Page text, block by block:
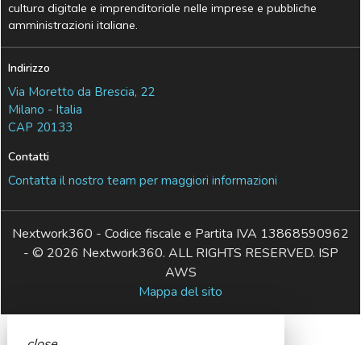
cultura digitale e imprenditoriale nelle imprese e pubbliche
amministrazioni italiane.
Indirizzo
Via Moretto da Brescia, 22
Milano - Italia
CAP 20133
Contatti
Contatta il nostro team per maggiori informazioni
Nextwork360 - Codice fiscale e Partita IVA 13868590962
- © 2026 Nextwork360. ALL RIGHTS RESERVED. ISP
AWS
Mappa del sito